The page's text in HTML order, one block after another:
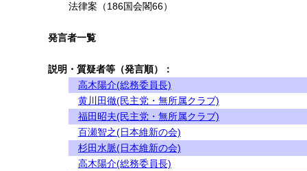
法律案（186国会閣66）
発言者一覧
説明・質疑者等（発言順）：
高木陽介(総務委員長)
黄川田徹(民主党・無所属クラブ)
福田昭夫(民主党・無所属クラブ)
百瀬智之(日本維新の会)
杉田水脈(日本維新の会)
高木陽介(総務委員長)